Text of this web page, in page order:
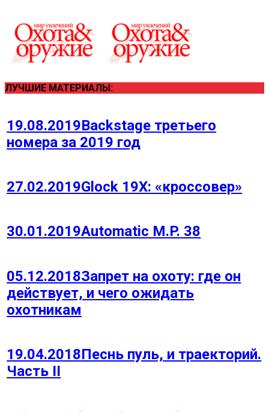
ЛУЧШИЕ МАТЕРИАЛЫ:
19.08.2019Backstage третьего
номера за 2019 год
27.02.2019Glock 19Х: «кроссовер»
30.01.2019Automatic M.P. 38
05.12.2018Запрет на охоту: где он
действует, и чего ожидать
охотникам
19.04.2018Песнь пуль, и траекторий.
Часть II